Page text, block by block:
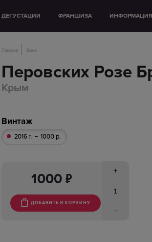
ДЕГУСТАЦИИ ФРАНШИЗА ИНФОРМАЦИЯ
Главная Вино
Перовских Розе
Крым
Винтаж
2016 г. 1000 р.
1000 п
ДОБАВИТЬ В КОРЗИНУ